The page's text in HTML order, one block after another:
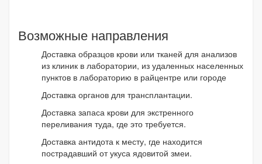
Возможные направления
Доставка образцов крови или тканей для анализов
из клиник в лаборатории, из удаленных населенных
пунктов в лабораторию в райцентре или городе
Доставка органов для трансплантации.
Доставка запаса крови для экстренного
переливания туда, где это требуется.
Доставка антидота к месту, где находится
пострадавший от укуса ядовитой змеи.